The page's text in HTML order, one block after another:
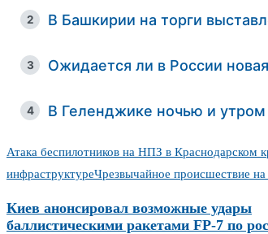
2 В Башкирии на торги
3 Ожидается ли в России
4 В Геленджике ночью и утром
Атака беспилотников на НПЗ в Краснодарском
инфраструктуреЧрезвычайное происшествие
Киев анонсировал возможные удары
баллистическими ракетами FP-7 по